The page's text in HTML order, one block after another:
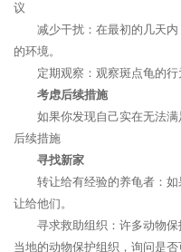
议
减少干扰：在最初的几天
的环境。
定期观察：观察斑点龟的行
考虑后续措施
如果你发现自己实在无法
后续措施
寻找新家
转让给有经验的养龟者：
让给他们。
寻求救助组织：许多动物
当地的动物保护组织，询问是否